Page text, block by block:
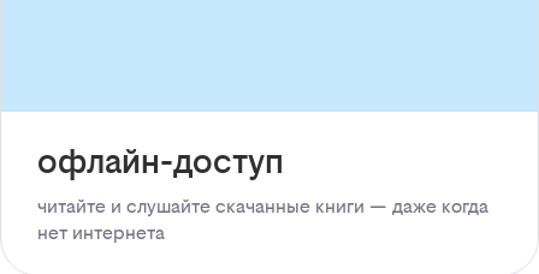
офлайн-доступ
читайте и слушайте скачанные книги — даже когда
нет интернета